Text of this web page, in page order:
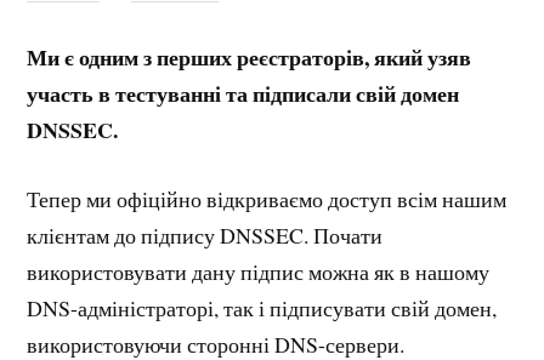
Ми є одним з перших реєстраторів, який узяв
участь в тестуванні та підписали свій домен
DNSSEC.
Тепер ми офіційно відкриваємо доступ всім нашим
клієнтам до підпису DNSSEC. Почати
використовувати дану підпис можна як в нашому
DNS-адміністраторі, так і підписувати свій домен,
використовуючи сторонні DNS-сервери.